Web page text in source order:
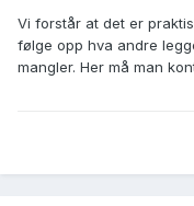
Vi forstår at det er
følge opp hva andre
mangler. Her må man